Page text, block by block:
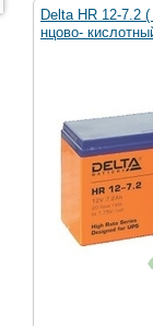
Delta HR 12-7.2
нцово-